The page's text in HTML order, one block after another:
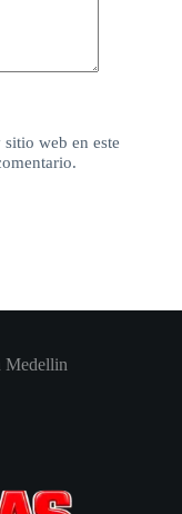
web en este
Medellin